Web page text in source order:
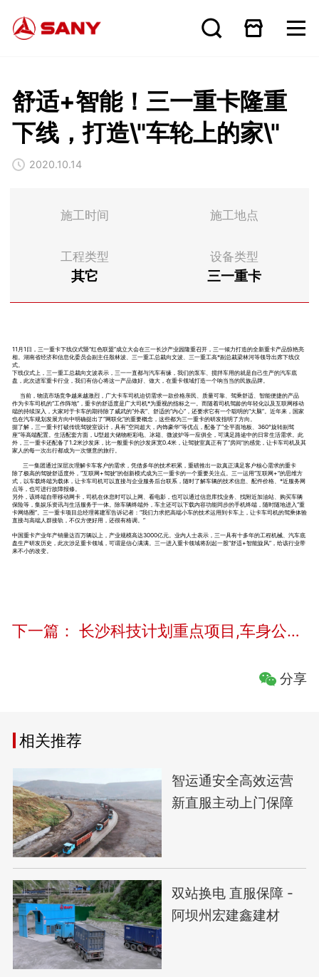
舒适+智能！三一重卡隆重
下线，打造\"车轮上的家\"
2020.10.14
施工时间 施工地点
工程类型
其它
设备类型
三一重卡
11月1日，三一重卡下线仪式暨“红色联盟”成立大会在三一长沙产业园隆重召开，三一倾力打造的全新重卡产品惊艳亮
相。湖南省经济和信息化委员会副主任殷林波、三一重工总裁向文波、三一重工高*副总裁梁林河等领导出席下线仪
式。
下线仪式上，三一重工总裁向文波表示，三一一直都与汽车有缘，我们的泵车、搅拌车用的就是自己生产的汽车底
盘，此次进军重卡行业，我们有信心将这一产品做好、做大，在重卡领域打造一个响当当的民族品牌。
当前，物流市场竞争越来越激烈，广大卡车司机迫切需求一款价格亲民、质量可靠、驾乘舒适、智能便捷的产品
作为卡车司机的“工作阵地”，重卡的舒适度是广大司机*为重视的指标之一。而随着司机驾龄的年轻化以及互联网移动
端的持续深入，大家对于卡车的期待除了威武的“外表”、舒适的“内心”，还要求它有一个聪明的“大脑”。近年来，国家
也在汽车规划发展方向中明确提出了“网联化”的重要概念，这些都为三一重卡的研发指明了方向。
据了解，三一重卡打破传统驾驶室设计，具有“空间超大，内饰豪华”等优点，配备了“全平面地板、360°旋转副驾
座”等高端配置。生活配套方面，U型超大储物柜彩电、冰箱、微波炉等一应俱全，可满足路途中的日常生活需求。此
外，三一重卡还配备了1.2米沙发床，比一般重卡的沙发床宽0.4米，让驾驶室真正有了“房间”的感觉，让卡车司机及其
家人的每一次出行都成为一次惬意的旅行。
三一集团通过深层次理解卡车客户的需求，凭借多年的技术积累，重磅推出一款真正满足客户核心需求的重卡
除了极高的驾驶舒适度外，“互联网+驾驶”的创新模式成为三一重卡的一个重要关注点。三一运用“互联网+”的思维方
式，以车载终端为载体，让卡车司机可以直接与企业服务后台联系，随时了解车辆的技术信息、配件价格、*近服务网
点等，也可进行故障报修。
另外，该终端自带移动网卡，司机在休息时可以上网、看电影，也可以通过信息库找业务、找附近加油站、购买车辆
保险等，集娱乐资讯与生活服务于一体。除车辆终端外，车主还可以下载内容功能同步的手机终端，随时随地进入“重
卡网络圈”。三一重卡项目总经理蒋建军告诉记者：“我们力求把高端小车的技术运用到卡车上，让卡车司机的驾乘体验
直接与高端人群接轨，不仅方便好用，还很有格调。”
中国重卡产业年产销量达百万辆以上，产业规模高达3000亿元。业内人士表示，三一具有十多年的工程机械、汽车底
盘生产研发历史，此次涉足重卡领域，可谓是信心满满。三一进入重卡领域将刮起一股“舒适+智能旋风”，给该行业带
来不小的改变。
下一篇： 长沙科技计划重点项目,车身公司,重卡驾驶室
分享
相关推荐
智运通安全高效运营
新直服主动上门保障
双站换电 直服保障 -
阿坝州宏建鑫建材